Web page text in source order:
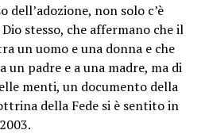
dell’adozione, non solo c’è
stesso, che affermano che il
un uomo e una donna e che
padre e a una madre, ma di
menti, un documento della
della Fede si è sentito in